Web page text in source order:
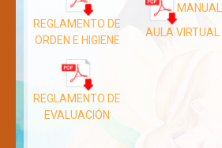
REGLAMENTO DE
ORDEN E HIGIENE
MANUAL
AULA VIRTUAL
REGLAMENTO DE
EVALUACIÓN